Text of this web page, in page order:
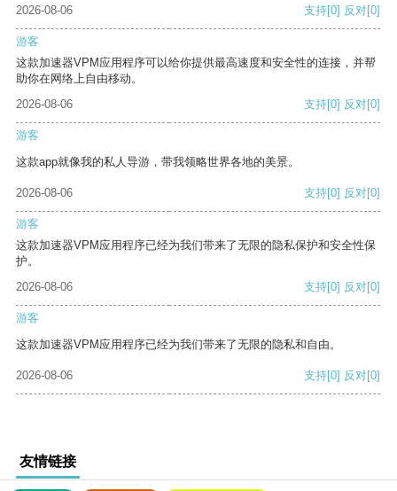
2026-08-06 支持[0] 反对[0]
游客
这款加速器VPM应用程序可以给你提供最高速度和安全性的连接，并帮
助你在网络上自由移动。
2026-08-06
支持[0] 反对[0]
游客
这款app就像我的私人导游，带我领略世界各地的美景。
2026-08-06 支持[0] 反对[0]
游客
这款加速器VPM应用程序已经为我们带来了无限的隐私保护和安全性保
护。
2026-08-06
支持[0] 反对[0]
游客
这款加速器VPM应用程序已经为我们带来了无限的隐私和自由。
2026-08-06 支持[0] 反对[0]
友情链接